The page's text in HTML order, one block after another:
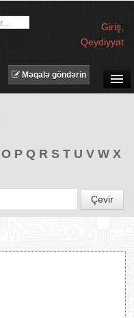
Giriş
Qeydiyyat
TƏDBİRLƏR
PROQRAMLAR
Məqalə göndərin
O P Q R S T U V W X
Çevir